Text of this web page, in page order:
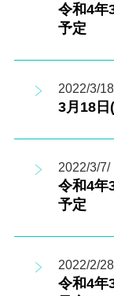
令和4年
予定
2022/3/
3月18日
2022/3/7/
令和4年
予定
2022/2/
令和4年